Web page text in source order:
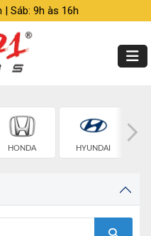
| Sáb: 9h às 16h
HONDA HYUNDAI